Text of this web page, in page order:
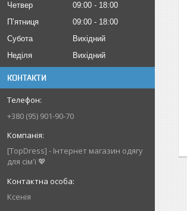
Четвер
09:00
18:00
Пʼятниця
09:00
18:00
Субота
Вихідний
Неділя
Вихідний
КОНТАКТИ
+380 (95) 901-90-70
[TopDress] - Інтернет магазин одягу
для сім'ї 💖
Ксенія